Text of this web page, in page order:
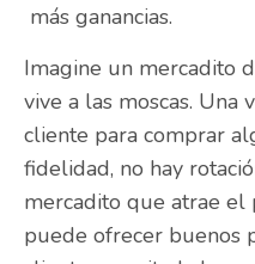
más ganancias.
Imagine un mercadito
vive a las moscas. Una
cliente para comprar
fidelidad, no hay
mercadito que atrae el
puede ofrecer buenos